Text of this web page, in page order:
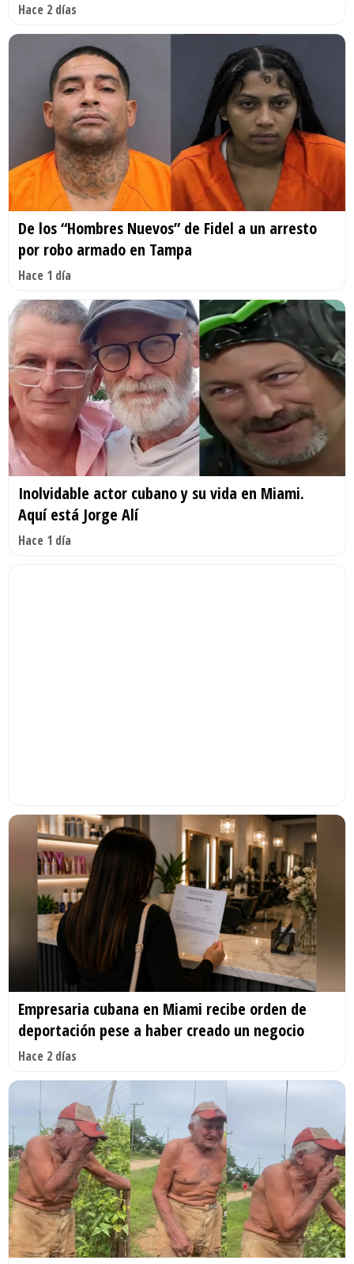
Hace 2 días
De los “Hombres Nuevos” de Fidel a un arresto
por robo armado en Tampa
Hace 1 día
Inolvidable actor cubano y su vida en Miami.
Aquí está Jorge Alí
Hace 1 día
Empresaria cubana en Miami recibe orden de
deportación pese a haber creado un negocio
Hace 2 días